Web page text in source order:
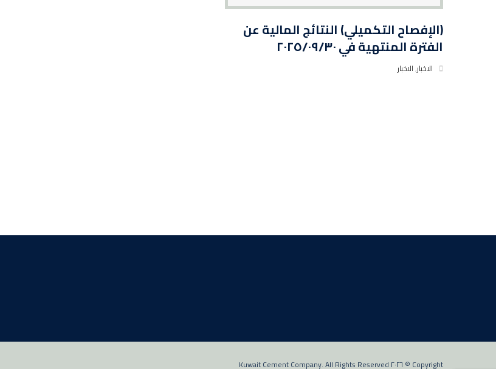
(الإفصاح التكميلي) النتائج المالية عن
الفترة المنتهية في ٢٠٢٥/٠٩/٣٠
الاخبار,الاخبار
Copyright © ٢٠٢٦ Kuwait Cement Company. All Rights Reserved